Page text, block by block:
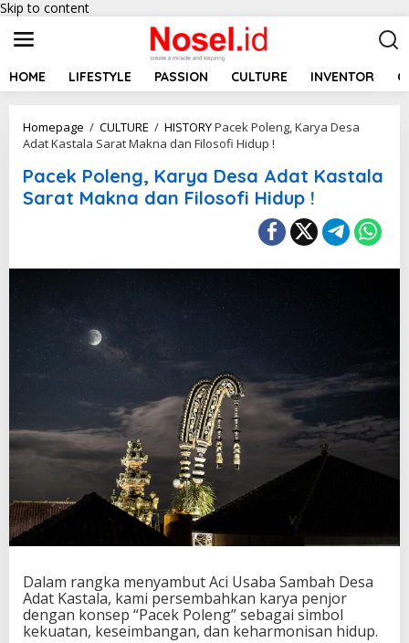
Skip to content
HOME LIFESTYLE PASSION CULTURE INVENTOR
Homepage / CULTURE / HISTORYPacek Poleng, Karya Desa
Adat Kastala Sarat Makna dan Filosofi Hidup !
Pacek Poleng, Karya Desa Adat Kastala
Sarat Makna dan Filosofi Hidup !
Dalam rangka menyambut Aci Usaba Sambah Desa
Adat Kastala, kami persembahkan karya penjor
dengan konsep “Pacek Poleng” sebagai simbol
kekuatan, keseimbangan, dan keharmonisan hidup.